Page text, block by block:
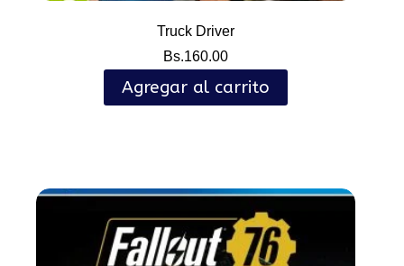
Truck Driver
Bs.160.00
Agregar al carrito